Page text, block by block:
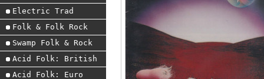
Electric Trad
Folk & Folk Rock
Swamp Folk & Rock
Acid Folk: British
Acid Folk: Euro